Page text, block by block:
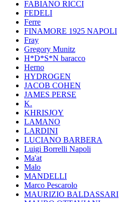
FABIANO RICCI
FEDELI
Ferre
FINAMORE 1925 NAPOLI
Fray
Gregory Munitz
H*D*S*N baracco
Herno
HYDROGEN
JACOB COHEN
JAMES PERSE
K.
KHRISJOY
LAMANO
LARDINI
LUCIANO BARBERA
Luigi Borrelli Napoli
Ma'at
Malo
MANDELLI
Marco Pescarolo
MAURIZIO BALDASSARI